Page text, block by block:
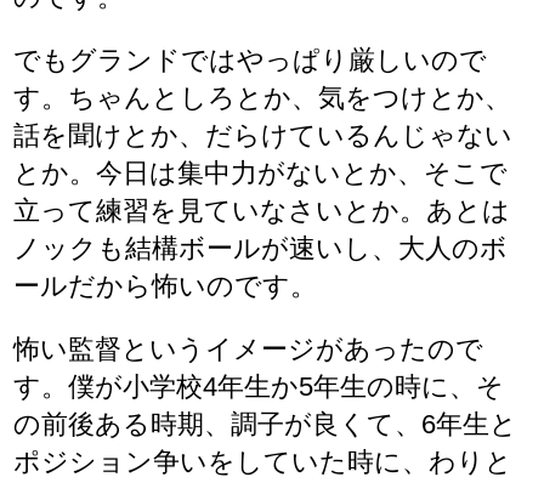
でもグランドではやっぱり厳しいので
す。ちゃんとしろとか、気をつけとか、
話を聞けとか、だらけているんじゃない
とか。今日は集中力がないとか、そこで
立って練習を見ていなさいとか。あとは
ノックも結構ボールが速いし、大人のボ
ールだから怖いのです。
怖い監督というイメージがあったので
す。僕が小学校4年生か5年生の時に、そ
の前後ある時期、調子が良くて、6年生と
ポジション争いをしていた時に、わりと